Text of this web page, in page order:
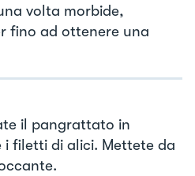
volta morbide,
fino ad ottenere una
il pangrattato in
i filetti di alici. Mettete da